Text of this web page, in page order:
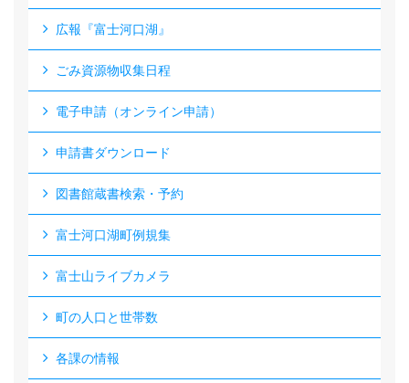
広報『富士河口湖』
ごみ資源物収集日程
電子申請（オンライン申請）
申請書ダウンロード
図書館蔵書検索・予約
富士河口湖町例規集
富士山ライブカメラ
町の人口と世帯数
各課の情報